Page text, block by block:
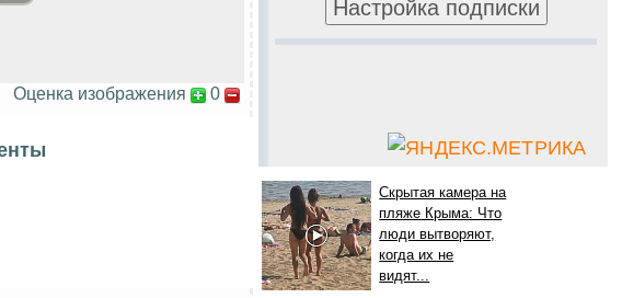
Скрытая камера на
пляже Крыма: Что
люди вытворяют,
когда их не
видят...
Оценка изображения 0